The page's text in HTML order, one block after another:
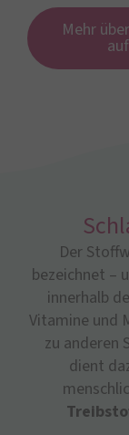
Mehr
Der
bezeichnet –
innerhalb
Vitamine und
zu anderen
dient